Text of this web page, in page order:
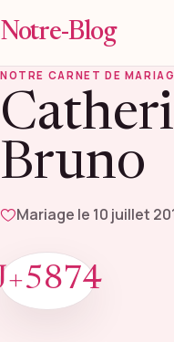
Notre-Blog
NOTRE CARNET DE
Bruno
Mariage le 10 juillet